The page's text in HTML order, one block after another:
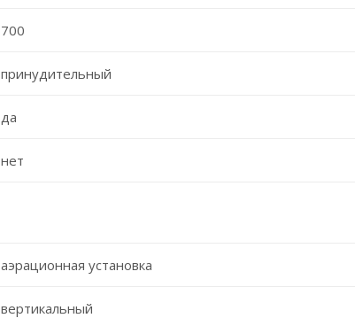
700
принудительный
да
нет
аэрационная установка
вертикальный